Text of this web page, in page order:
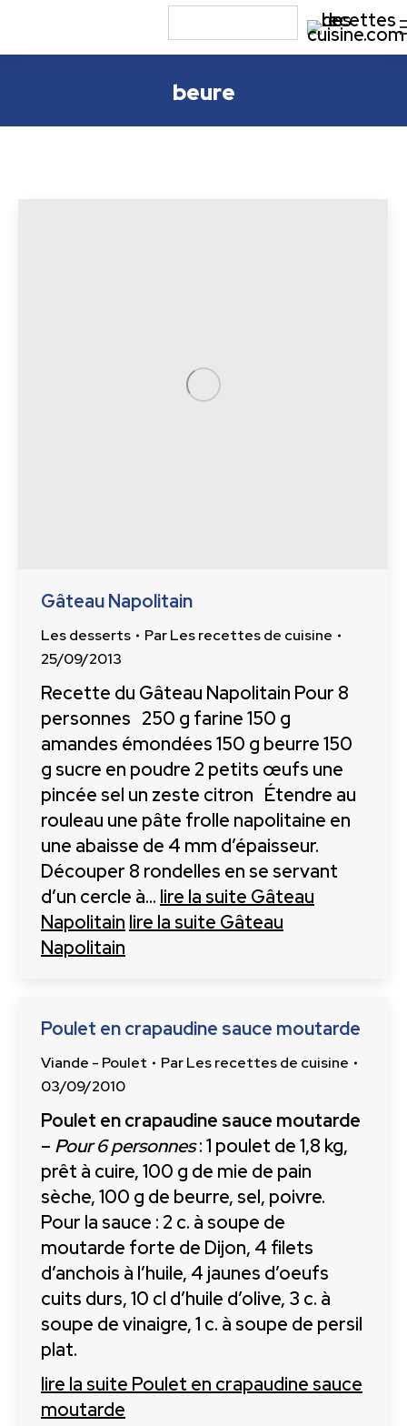
beure
Gâteau Napolitain
Les desserts ParLes recettes de cuisine
25/09/2013
Recette du Gâteau Napolitain Pour 8
personnes 250 g farine 150 g
amandes émondées 150 g beurre 150
g sucre en poudre 2 petits œufs une
pincée sel un zeste citron Étendre au
rouleau une pâte frolle napolitaine en
une abaisse de 4 mm d’épaisseur.
Découper 8 rondelles en se servant
d’un cercle à… lire la suite Gâteau
Napolitain lire la suite Gâteau
Napolitain
Poulet en crapaudine sauce moutarde
Viande - Poulet ParLes recettes de cuisine
03/09/2010
Poulet en crapaudine sauce moutarde
– Pour 6 personnes: 1 poulet de 1,8 kg,
prêt à cuire, 100 g de mie de pain
sèche, 100 g de beurre, sel, poivre.
Pour la sauce : 2 c. à soupe de
moutarde forte de Dijon, 4 filets
d’anchois à l’huile, 4 jaunes d’oeufs
cuits durs, 10 cl d’huile d’olive, 3 c. à
soupe de vinaigre, 1 c. à soupe de persil
plat.
lire la suite Poulet en crapaudine sauce
moutarde